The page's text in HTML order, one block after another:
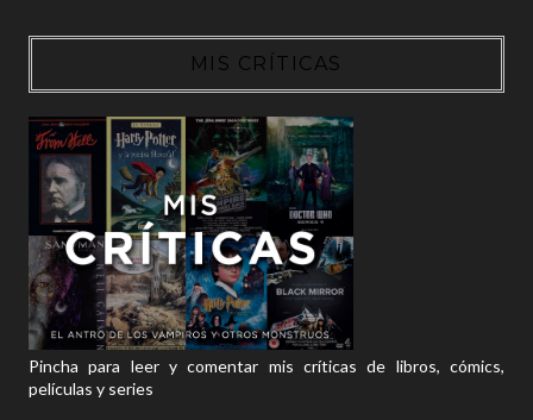
MIS CRÍTICAS
Pincha para leer y comentar mis críticas de libros, cómics,
películas y series